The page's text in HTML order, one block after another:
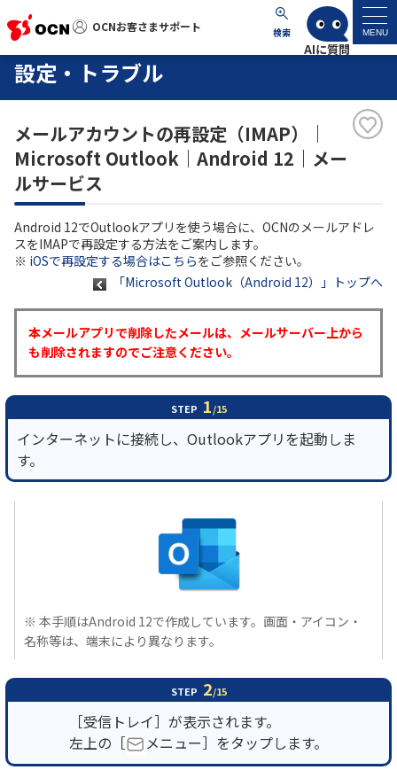
OCNお客さまサポート 検索 MENU
OCNお客さまサポート
サポートトップ
サービス名から探す
よくあるご質問
工事・故障情報
各種ダウンロード
履歴・お気に入り
お知らせ サポートサイトの使い方
NTTドコモビジネスのお客さ
OCN サービス一覧
設定・トラブル
メールアカウントの再設定（IMAP）｜
Microsoft Outlook｜Android 12｜メー
ルサービス
Android 12でOutlookアプリを使う場合に、OCNのメールアドレ
スをIMAPで再設定する方法をご案内します。
※ iOSで再設定する場合はこちらをご参照ください。
「Microsoft Outlook（Android 12）」トップへ
本メールアプリで削除したメールは、メールサーバー上から
も削除されますのでご注意ください。
STEP 1/15
インターネットに接続し、Outlookアプリを起動しま
す。
※ 本手順はAndroid 12で作成しています。画面・アイコン・
名称等は、端末により異なります。
STEP 2/15
［受信トレイ］が表示されます。
左上の［
メニュー］をタップします。